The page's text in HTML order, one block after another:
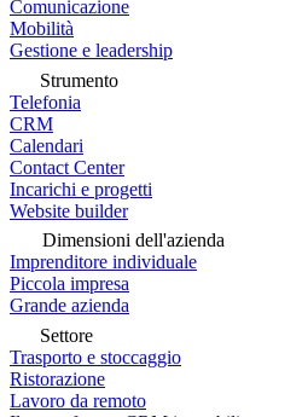
Comunicazione
Mobilità
Gestione e leadership
Strumento
Telefonia
CRM
Calendari
Contact Center
Incarichi e progetti
Website builder
Dimensioni dell'azienda
Imprenditore individuale
Piccola impresa
Grande azienda
Settore
Trasporto e stoccaggio
Ristorazione
Lavoro da remoto